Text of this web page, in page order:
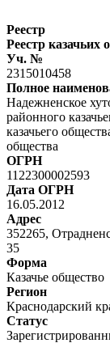
Реестр
Реестр казачьих
Уч. №
2315010458
Полное
Надежненское
районного
казачьего
общества
ОГРН
1122300002593
Дата ОГРН
16.05.2012
Адрес
352265,
35
Форма
Казачье общество
Регион
Краснодарский
Статус